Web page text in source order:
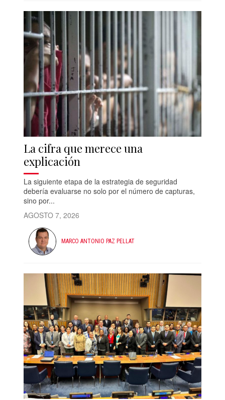
La cifra que merece una
explicación
La siguiente etapa de la estrategia de seguridad
debería evaluarse no solo por el número de capturas,
sino por...
AGOSTO 7, 2026
MARCO ANTONIO PAZ PELLAT